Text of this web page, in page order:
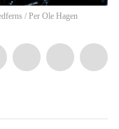
/ Per Ole Hagen